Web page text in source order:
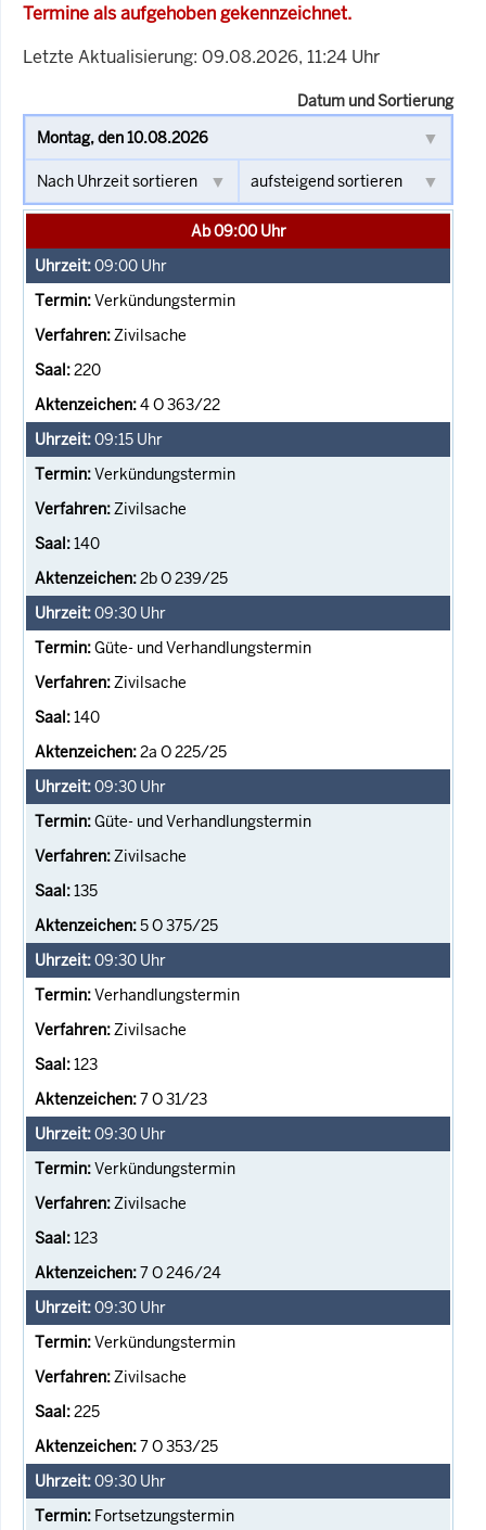
Termine als aufgehoben gekennzeichnet.
Letzte Aktualisierung: 09.08.2026, 11:24 Uhr
Datum und Sortierung
Ab 09:00 Uhr
09:00 Uhr
Verkündungstermin
Zivilsache
220
4 O 363/22
09:15 Uhr
Verkündungstermin
Zivilsache
140
2b O 239/25
09:30 Uhr
Güte- und Verhandlungstermin
Zivilsache
140
2a O 225/25
09:30 Uhr
Güte- und Verhandlungstermin
Zivilsache
135
5 O 375/25
09:30 Uhr
Verhandlungstermin
Zivilsache
123
7 O 31/23
09:30 Uhr
Verkündungstermin
Zivilsache
123
7 O 246/24
09:30 Uhr
Verkündungstermin
Zivilsache
225
7 O 353/25
09:30 Uhr
Fortsetzungstermin